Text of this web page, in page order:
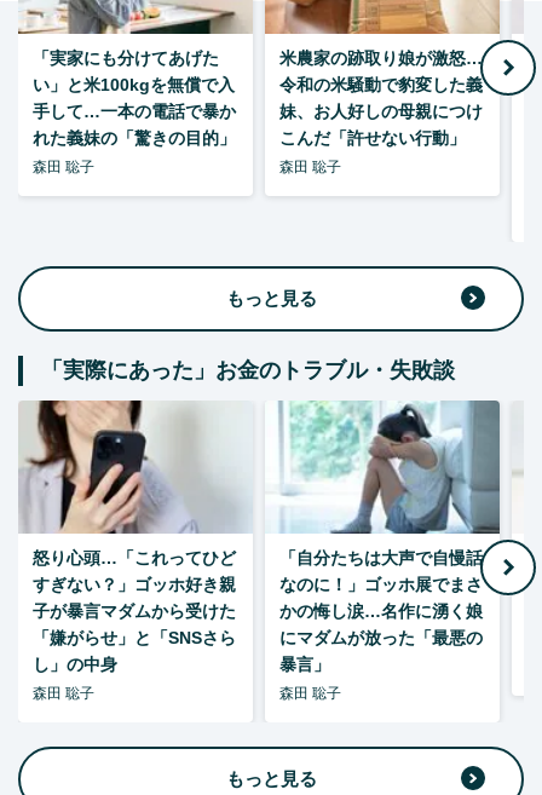
「実家にも分けてあげた
い」と米100kgを無償で入
手して…一本の電話で暴か
れた義妹の「驚きの目的」
森田 聡子
米農家の跡取り娘が激怒…
令和の米騒動で豹変した義
妹、お人好しの母親につけ
こんだ「許せない行動」
森田 聡子
もっと見る
「実際にあった」お金のトラブル・失敗談
怒り心頭…「これってひど
すぎない？」ゴッホ好き親
子が暴言マダムから受けた
「嫌がらせ」と「SNSさら
し」の中身
森田 聡子
「自分たちは大声で自慢話
なのに！」ゴッホ展でまさ
かの悔し涙…名作に湧く娘
にマダムが放った「最悪の
暴言」
森田 聡子
もっと見る